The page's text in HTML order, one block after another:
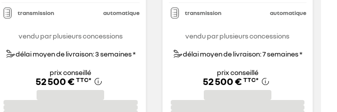
transmission automatique
vendu par plusieurs concessions
délai moyen de livraison: 3 semaines *
prix conseillé
52 500 € TTC*
transmission automatique
vendu par plusieurs concessions
délai moyen de livraison: 7 semaines *
prix conseillé
52 500 € TTC*